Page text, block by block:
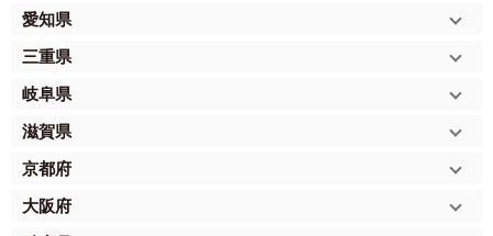
愛知県
三重県
岐阜県
滋賀県
京都府
大阪府